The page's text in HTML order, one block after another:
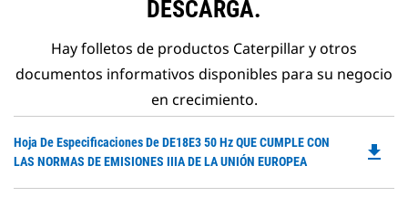
DESCARGA.
Hay folletos de productos Caterpillar y otros
documentos informativos disponibles para su negocio
en crecimiento.
Hoja De Especificaciones De DE18E3 50 Hz QUE CUMPLE CON
LAS NORMAS DE EMISIONES IIIA DE LA UNIÓN EUROPEA
file_download